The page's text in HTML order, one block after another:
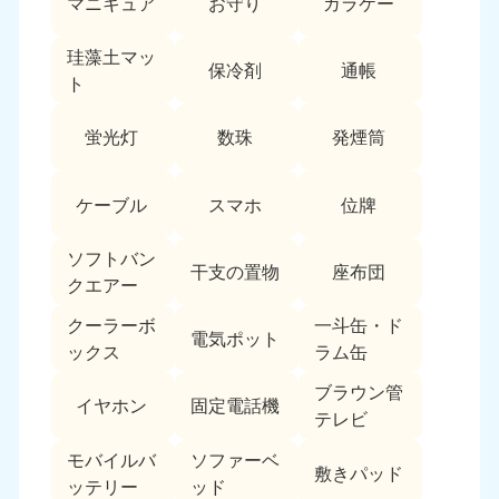
珪藻土マッ
ト
保冷剤 通帳
蛍光灯 数珠 発煙筒
ケーブル スマホ 位牌
ソフトバン
クエアー
干支の置物 座布団
クーラーボ
ックス
電気ポット
一斗缶・ド
ラム缶
イヤホン 固定電話機
ブラウン管
テレビ
モバイルバ
ッテリー
ソファーベ
ッド
敷きパッド
050-1880-9891
9:00〜19:00 年中無休 9:00〜19:00 年中無休
大分県
050-1880-9893
宮崎県
050-1880-9890
050-1880-9892
9:00〜19:00 年中無休 9:00〜19:00 年中無休